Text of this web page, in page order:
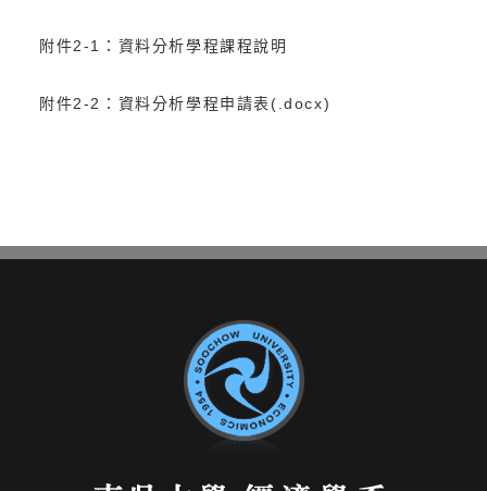
附件2-1： 資料分析學程課程說明
附件2-2： 資料分析學程申請表(.docx)